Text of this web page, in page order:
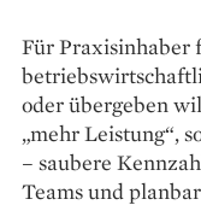
Für Praxisinhaber
oder übergeben
„mehr Leistung“,
– saubere
Teams und